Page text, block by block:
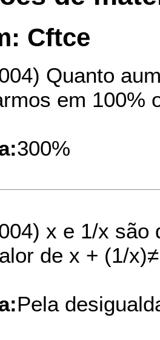
Cftce
Quanto
em 100%
300%
x e 1/x são
de x + (1/x)≠
Pela